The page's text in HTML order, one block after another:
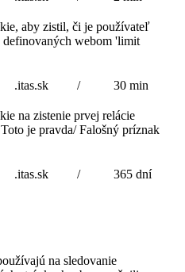
aby zistil, či je používateľ
webom 'limit
.itas.sk / 30 min
na zistenie prvej relácie
je pravda/ Falošný príznak
.itas.sk / 365 dní
na sledovanie